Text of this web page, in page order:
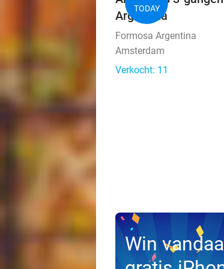
TODAY
Argentina
Formosa Argentina
Amsterdam
Verkocht: 11
Win